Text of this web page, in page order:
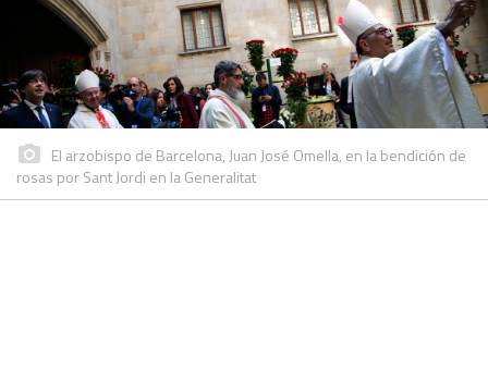
El arzobispo de Barcelona, Juan José Omella, en la bendición de
rosas por Sant Jordi en la Generalitat